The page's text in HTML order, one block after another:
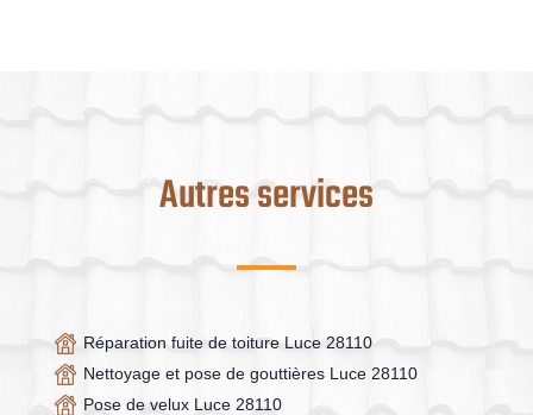
Autres services
Réparation fuite de toiture Luce 28110
Nettoyage et pose de gouttières Luce 28110
Pose de velux Luce 28110